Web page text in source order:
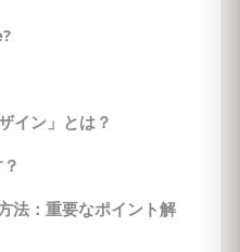
イン」とは？
法：重要なポイント解